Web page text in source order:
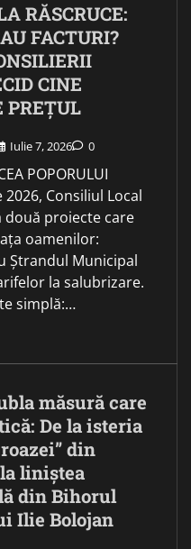
RĂSCRUCE:
FACTURI?
CINE
PREȚUL
Iulie 7, 2026 0
POPORULUI
Consiliul Local
două proiecte care
oamenilor:
Ștrandul Municipal
la salubrizare.
simplă:…
măsură care
De la isteria
din
liniștea
din Bihorul
Ilie Bolojan